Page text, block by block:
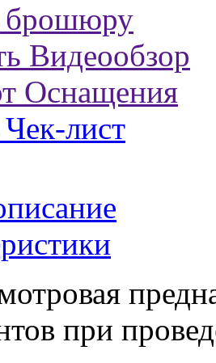
брошюру
Видеообзор
Оснащения
лист
при